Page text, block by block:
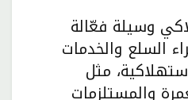
وسيلة فعّالة
السلع والخدمات
مثل
والمستلزمات